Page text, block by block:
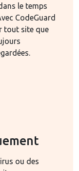
le temps
CodeGuard
tout site que
ou des